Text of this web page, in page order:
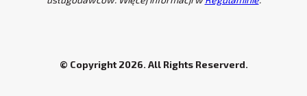
© Copyright 2026. All Rights Reserverd.